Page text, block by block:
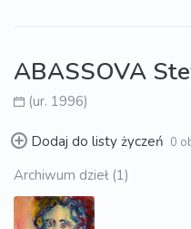
ABASSOVA
(ur. 1996)
Dodaj do listy życzeń 0
Archiwum dzieł (1)